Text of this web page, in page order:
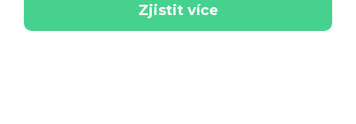
Zjistit více